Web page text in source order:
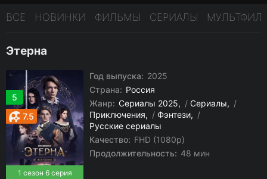
ВСЕ НОВИНКИ ФИЛЬМЫ СЕРИАЛЫ
Этерна
5
1 сезон 6 серия
7.5
Год выпуска: 2025
Страна: Россия
Жанр: Сериалы 2025 / Сериалы
/
Приключения
/ Фэнтези
/
Русские сериалы
Качество: FHD (1080p)
Продолжительность: 48 мин